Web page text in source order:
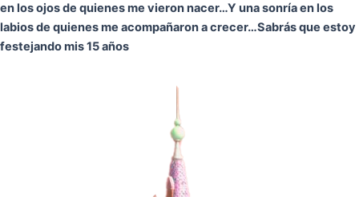
en los ojos de quienes me vieron nacer…Y una sonría en los
labios de quienes me acompañaron a crecer…Sabrás que estoy
festejando mis 15 años